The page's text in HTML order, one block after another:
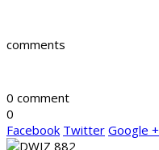
comments
0 comment
0
Facebook Twitter Google +